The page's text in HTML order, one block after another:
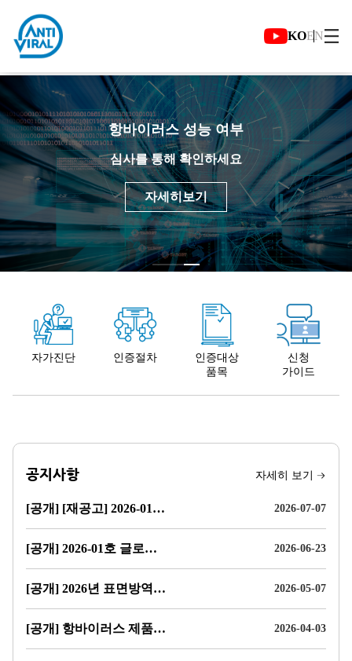
항
바
이
러
일
유
튜
보
가
기
언
택
KOEN메
인
뉴
인
라
이
드
항바이러스 성능 여부
심사를 통해 확인하세요
자세히보기
자가진단 인증절차
인증대상
품목
신청
가이드
공지사항
[공개] [재공고] 2026-01호 글로벌 표준 대응을 위한 복합환경 항바이러스 성능 지속성 평가 및 검증 프레임워크 타당성 및 적정성 검토·기술지원 용역 입찰 공고 2026-07-07
[공개] 2026-01호 글로벌 표준 대응을 위한 복합환경 항바이러스 성능 지속성 평가 및 검증 프레임워크 타당성 및 적정성 검토·기술지원 용역 입찰 공고 2026-06-23
[공개] 2026년 표면방역 생활용품 항바이러스 제품인증 참기기업 모집 공고 2026-05-07
[공개] 항바이러스 제품 성능 지속성 인증기준(안) 제정 관련 의견 수렴 공고 2026-04-03
자세히 보기